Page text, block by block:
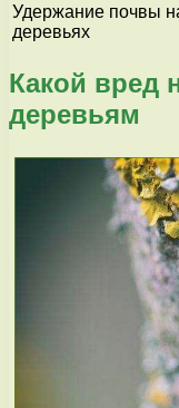
Удержание почвы
деревьях
Какой вред
деревьям